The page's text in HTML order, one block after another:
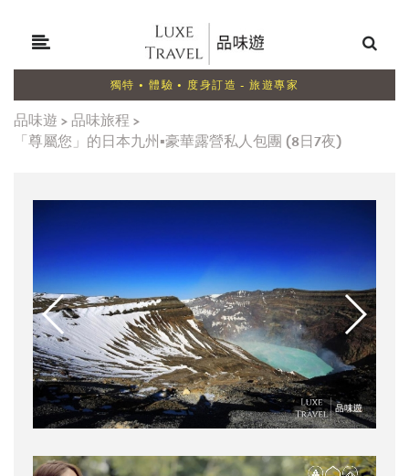
獨特 • 體驗 • 度身訂造 - 旅遊專家
品味遊 > 品味旅程 >
「尊屬您」的日本九州▪豪華露營私人包團 (8日7夜)